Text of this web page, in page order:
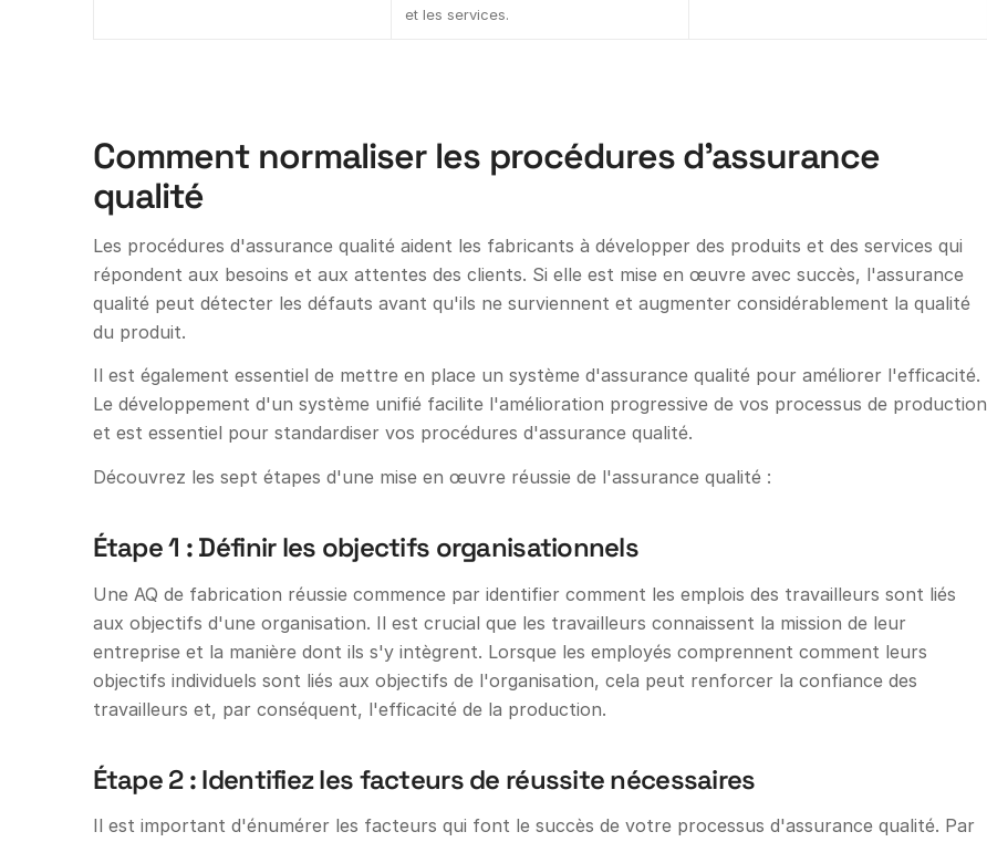
et les services.
Comment normaliser les procédures d'assurance
qualité
Les procédures d'assurance qualité aident les fabricants à développer des produits et des services qui
répondent aux besoins et aux attentes des clients. Si elle est mise en œuvre avec succès, l'assurance
qualité peut détecter les défauts avant qu'ils ne surviennent et augmenter considérablement la qualité
du produit.
Il est également essentiel de mettre en place un système d'assurance qualité pour améliorer l'efficacité.
Le développement d'un système unifié facilite l'amélioration progressive de vos processus de production
et est essentiel pour standardiser vos procédures d'assurance qualité.
Découvrez les sept étapes d'une mise en œuvre réussie de l'assurance qualité :
Étape 1 : Définir les objectifs organisationnels
Une AQ de fabrication réussie commence par identifier comment les emplois des travailleurs sont liés
aux objectifs d'une organisation. Il est crucial que les travailleurs connaissent la mission de leur
entreprise et la manière dont ils s'y intègrent. Lorsque les employés comprennent comment leurs
objectifs individuels sont liés aux objectifs de l'organisation, cela peut renforcer la confiance des
travailleurs et, par conséquent, l'efficacité de la production.
Étape 2 : Identifiez les facteurs de réussite nécessaires
Il est important d'énumérer les facteurs qui font le succès de votre processus d'assurance qualité. Par